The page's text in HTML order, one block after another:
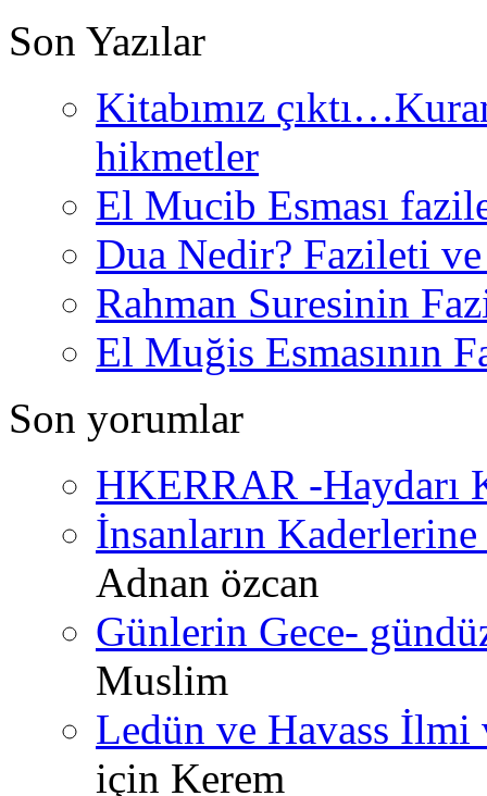
Son Yazılar
Kitabımız
hikmetler
El Mucib Esması
Dua Nedir? Fazileti
Rahman Suresinin
El Muğis Esmasının
Son yorumlar
HKERRAR -Haydarı
İnsanların
Adnan özcan
Günlerin Gece-
Muslim
Ledün ve Havass İlmi
için Kerem